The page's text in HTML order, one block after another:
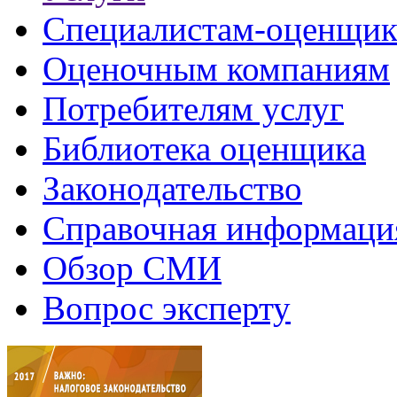
Специалистам-
Оценочным компаниям
Потребителям услуг
Библиотека оценщика
Законодательство
Справочная
Обзор СМИ
Вопрос эксперту